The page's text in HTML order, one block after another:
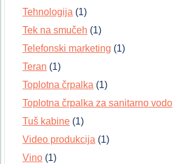
Tehnologija (1)
Tek na smučeh (1)
Telefonski marketing (1)
Teran (1)
Toplotna črpalka (1)
Toplotna črpalka za sanitarno vodo
Tuš kabine (1)
Video produkcija (1)
Vino (1)